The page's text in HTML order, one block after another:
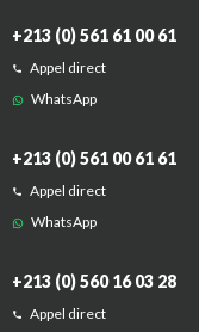
+213 (0) 561 61 00 61
Appel direct
WhatsApp
+213 (0) 561 00 61 61
Appel direct
WhatsApp
+213 (0) 560 16 03 28
Appel direct